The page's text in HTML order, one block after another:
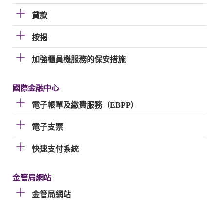
貸款
按揭
加強櫃員機服務的保安措施
國際金融中心
電子帳單及繳費服務（EBPP）
電子支票
快速支付系統
金管局網站
金管局網站